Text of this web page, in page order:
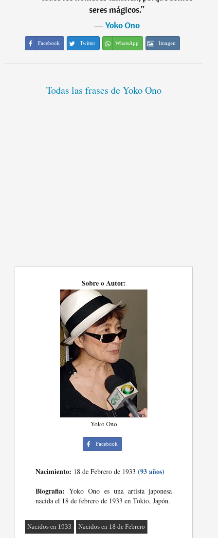
seres mágicos.”
―Yoko Ono
Facebook Twitter WhatsApp Imagen
Todas las frases de Yoko Ono
Sobre o Autor:
Yoko Ono
Facebook
Nacimiento: 18 de Febrero de 1933(93 años)
Biografia: Yoko Ono es una artista japonesa
nacida el 18 de febrero de 1933 en Tokio, Japón.
Nacidos en 1933 Nacidos en 18 de Febrero